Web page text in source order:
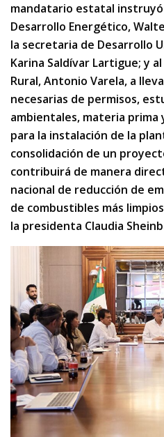
mandatario estatal
Desarrollo Energético,
la secretaria de Desarrollo
Karina Saldívar Lartigue; y
Rural, Antonio Varela, a
necesarias de permisos,
ambientales, materia prima
para la instalación de la
consolidación de un
contribuirá de manera
nacional de reducción de
de combustibles más
la presidenta Claudia